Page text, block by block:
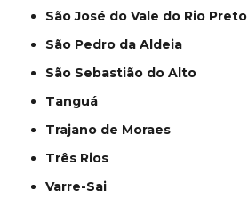
São José do Vale do Rio Preto
São Pedro da Aldeia
São Sebastião do Alto
Tanguá
Trajano de Moraes
Três Rios
Varre-Sai